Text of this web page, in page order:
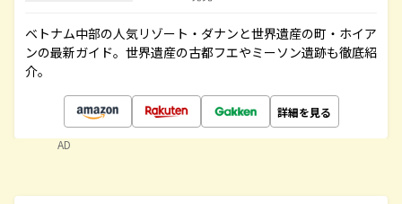
ベトナム中部の人気リゾート・ダナンと世界遺産の町・ホイア
ンの最新ガイド。世界遺産の古都フエやミーソン遺跡も徹底紹
介。
詳細を見る
AD